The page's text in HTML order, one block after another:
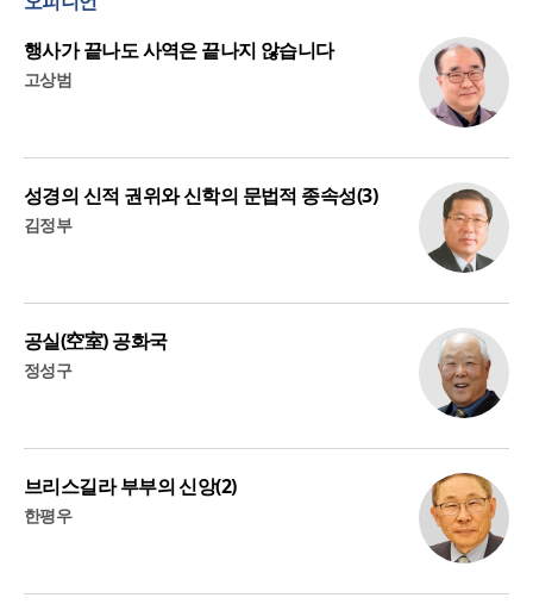
행사가 끝나도 사역은 끝나지 않습니다
고상범
성경의 신적 권위와 신학의 문법적 종속성(3)
김정부
공실(空室) 공화국
정성구
브리스길라 부부의 신앙(2)
한평우